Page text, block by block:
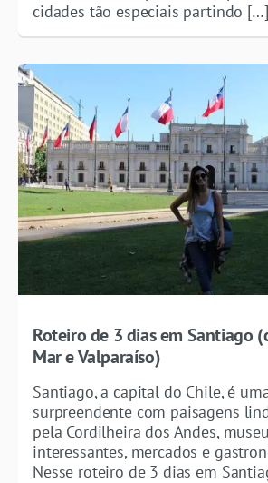
cidades tão especiais partindo […]
Roteiro de 3 dias em Santiago
Mar e Valparaíso)
Santiago, a capital do Chile, é
surpreendente com paisagens
pela Cordilheira dos Andes,
interessantes, mercados e
Nesse roteiro de 3 dias em